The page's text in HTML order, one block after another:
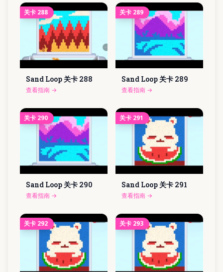
关卡 288
Sand Loop 关卡 288
查看指南 →
关卡 289
Sand Loop 关卡 289
查看指南 →
关卡 290
Sand Loop 关卡 290
查看指南 →
关卡 291
Sand Loop 关卡 291
查看指南 →
关卡 292 关卡 293